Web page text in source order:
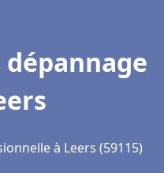
à Leers (59115)